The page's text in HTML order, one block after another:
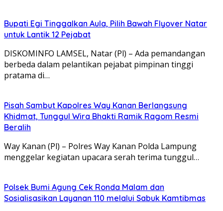
Bupati Egi Tinggalkan Aula, Pilih Bawah Flyover Natar
untuk Lantik 12 Pejabat
DISKOMINFO LAMSEL, Natar (Pl) – Ada pemandangan
berbeda dalam pelantikan pejabat pimpinan tinggi
pratama di…
Pisah Sambut Kapolres Way Kanan Berlangsung
Khidmat, Tunggul Wira Bhakti Ramik Ragom Resmi
Beralih
Way Kanan (Pl) – Polres Way Kanan Polda Lampung
menggelar kegiatan upacara serah terima tunggul…
Polsek Bumi Agung Cek Ronda Malam dan
Sosialisasikan Layanan 110 melalui Sabuk Kamtibmas